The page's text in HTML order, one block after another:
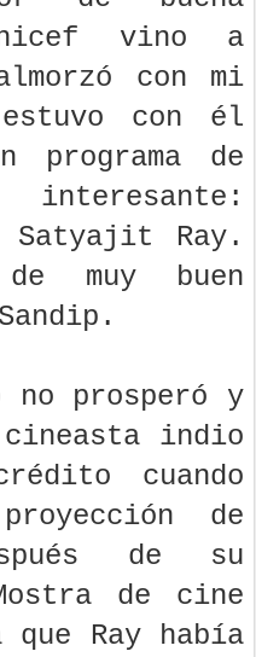
vino a
con mi
estuvo con él
programa de
interesante:
Satyajit Ray.
muy buen
no prosperó y
cineasta indio
cuando
de
de su
de cine
Ray había